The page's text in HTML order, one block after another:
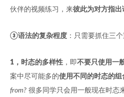
伙伴的视频练习，来彼此为对方指出
③语法的复杂程度 ：只需要抓住三
1，时态的多样性 ，即不要只使用一
案中尽可能多的使用不同的时态的组
from? 很多同学只会用一般现在时态